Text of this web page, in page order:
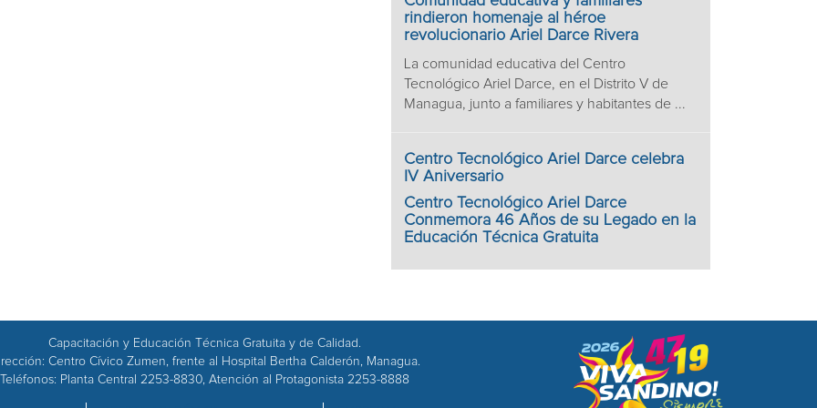
rindieron homenaje al héroe
revolucionario Ariel Darce Rivera
La comunidad educativa del Centro
Tecnológico Ariel Darce, en el Distrito V de
Managua, junto a familiares y habitantes de ...
Centro Tecnológico Ariel Darce celebra
IV Aniversario
Centro Tecnológico Ariel Darce
Conmemora 46 Años de su Legado en la
Educación Técnica Gratuita
Capacitación y Educación Técnica Gratuita y de Calidad.
Centro Cívico Zumen, frente al Hospital Bertha Calderón, Managua.
Teléfonos: Planta Central 2253-8830, Atención al Protagonista 2253-8888